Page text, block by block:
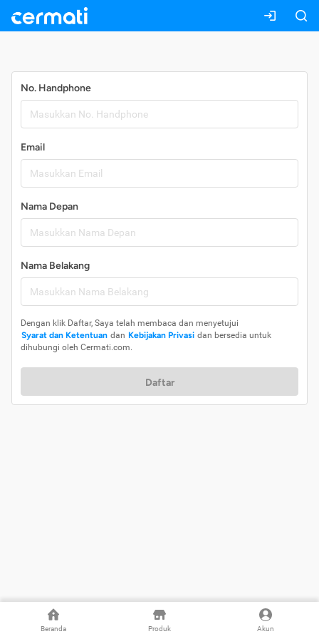
Beranda Produk Akun
No. Handphone
Email
Nama Depan
Nama Belakang
Dengan klik Daftar, Saya telah membaca dan menyetujui
Syarat dan Ketentuan dan Kebijakan Privasi dan bersedia untuk
dihubungi oleh Cermati.com.
Daftar